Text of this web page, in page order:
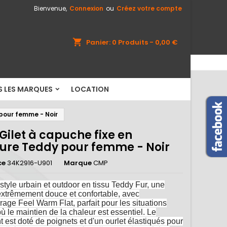
Bienvenue, Connexion ou Créez votre compte
shopping_cart Panier: 0 Produits - 0,00 €
LES MARQUES LOCATION
femme - Noir
à capuche fixe en
Teddy pour femme - Noir
34K2916-U901 MarqueCMP
urbain et outdoor en tissu Teddy Fur, une
douce et confortable, avec
Feel Warm Flat, parfait pour les situations
le maintien de la chaleur est essentiel. Le
est doté de poignets et d'un ourlet élastiqués pour